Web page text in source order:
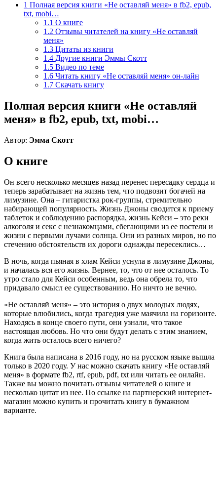
1 Полная версия книги «Не оставляй меня» в fb2, epub,
txt, mobi…
1.1 О книге
1.2 Отзывы читателей на книгу «Не оставляй
меня»
1.3 Цитаты из книги
1.4 Другие книги Эммы Скотт
1.5 Видео по теме
1.6 Читать книгу «Не оставляй меня» он-лайн
1.7 Скачать книгу
Полная версия книги «Не оставляй
меня» в fb2, epub, txt, mobi…
Автор: Эмма Скотт
О книге
Он всего несколько месяцев назад перенес пересадку сердца и
теперь зарабатывает на жизнь тем, что подвозит богачей на
лимузине. Она – гитаристка рок-группы, стремительно
набирающей популярность. Жизнь Джоны сводится к приему
таблеток и соблюдению распорядка, жизнь Кейси – это реки
алкоголя и секс с незнакомцами, сбегающими из ее постели и
жизни с первыми лучами солнца. Они из разных миров, но по
стечению обстоятельств их дороги однажды пересеклись…
В ночь, когда пьяная в хлам Кейси уснула в лимузине Джоны,
и началась вся его жизнь. Вернее, то, что от нее осталось. То
утро стало для Кейси особенным, ведь она обрела то, что
придавало смысл ее существованию. Но ничто не вечно.
«Не оставляй меня» – это история о двух молодых людях,
которые влюбились, когда трагедия уже маячила на горизонте.
Находясь в конце своего пути, они узнали, что такое
настоящая любовь. Но что они будут делать с этим знанием,
когда жить осталось всего ничего?
Книга была написана в 2016 году, но на русском языке вышла
только в 2020 году. У нас можно скачать книгу «Не оставляй
меня» в формате fb2, rtf, epub, pdf, txt или читать ее онлайн.
Также вы можно почитать отзывы читателей о книге и
несколько цитат из нее. По ссылке на партнерский интернет-
магазин можно купить и прочитать книгу в бумажном
варианте.